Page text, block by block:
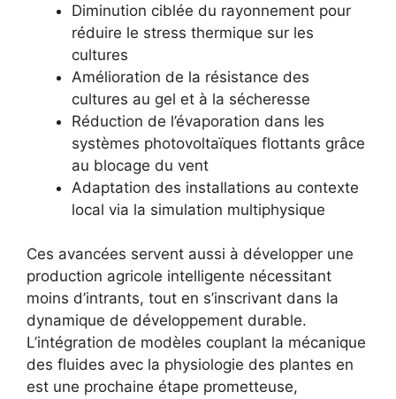
Diminution ciblée du rayonnement pour
réduire le stress thermique sur les
cultures
Amélioration de la résistance des
cultures au gel et à la sécheresse
Réduction de l’évaporation dans les
systèmes photovoltaïques flottants grâce
au blocage du vent
Adaptation des installations au contexte
local via la simulation multiphysique
Ces avancées servent aussi à développer une
production agricole intelligente nécessitant
moins d’intrants, tout en s’inscrivant dans la
dynamique de développement durable.
L’intégration de modèles couplant la mécanique
des fluides avec la physiologie des plantes en
est une prochaine étape prometteuse,